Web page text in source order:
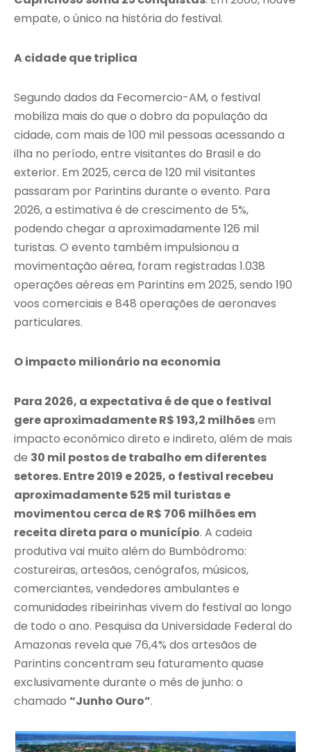
empate, o único na história do festival.
A cidade que triplica
Segundo dados da Fecomercio-AM, o festival
mobiliza mais do que o dobro da população da
cidade, com mais de 100 mil pessoas acessando a
ilha no período, entre visitantes do Brasil e do
exterior. Em 2025, cerca de 120 mil visitantes
passaram por Parintins durante o evento. Para
2026, a estimativa é de crescimento de 5%,
podendo chegar a aproximadamente 126 mil
turistas. O evento também impulsionou a
movimentação aérea, foram registradas 1.038
operações aéreas em Parintins em 2025, sendo 190
voos comerciais e 848 operações de aeronaves
particulares.
O impacto milionário na economia
Para 2026, a expectativa é de que o festival
gere aproximadamente R$ 193,2 milhõesem
impacto econômico direto e indireto, além de mais
de 30 mil postos de trabalho em diferentes
setores. Entre 2019 e 2025, o festival recebeu
aproximadamente 525 mil turistas e
movimentou cerca de R$ 706 milhões em
receita direta para o município. A cadeia
produtiva vai muito além do Bumbódromo:
costureiras, artesãos, cenógrafos, músicos,
comerciantes, vendedores ambulantes e
comunidades ribeirinhas vivem do festival ao longo
de todo o ano. Pesquisa da Universidade Federal do
Amazonas revela que 76,4% dos artesãos de
Parintins concentram seu faturamento quase
exclusivamente durante o mês de junho: o
chamado “Junho Ouro”.